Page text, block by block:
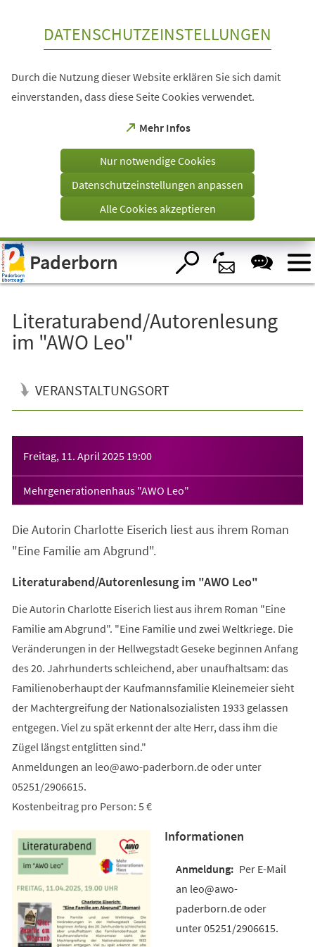
Visuelle
Assistenzsoftware
öffnen.
DATENSCHUTZEINSTELLUNGEN
Durch die Nutzung dieser Website erklären Sie sich damit
einverstanden, dass diese Seite Cookies verwendet.
Mehr Infos
(Öffnet
einem
Tab)
Nur notwendige Cookies
Datenschutzeinstellungen anpassen
Alle Cookies akzeptieren
Paderborn
Literaturabend/Autorenlesung
im "AWO Leo"
VERANSTALTUNGSORT
Freitag, 11. April 2025 19:00
Mehrgenerationenhaus "AWO Leo"
Die Autorin Charlotte Eiserich liest aus ihrem Roman
"Eine Familie am Abgrund".
Literaturabend/Autorenlesung im "AWO Leo"
Die Autorin Charlotte Eiserich liest aus ihrem Roman "Eine
Familie am Abgrund". "Eine Familie und zwei Weltkriege. Die
Veränderungen in der Hellwegstadt Geseke beginnen Anfang
des 20. Jahrhunderts schleichend, aber unaufhaltsam: das
Familienoberhaupt der Kaufmannsfamilie Kleinemeier sieht
der Machtergreifung der Nationalsozialisten 1933 gelassen
entgegen. Viel zu spät erkennt der alte Herr, dass ihm die
Zügel längst entglitten sind."
Anmeldungen an leo awo-paderborn deoder unter
05251/2906615.
Kostenbeitrag pro Person: 5 €
Informationen
Per E-Mail
an leo@awo-
paderborn.de oder
unter 05251/2906615.